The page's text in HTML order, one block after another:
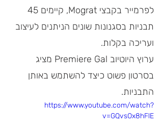
תבניות בסגנונות שונים הניתנים לעיצוב
ועריכה בקלות.
ערוץ היוטיוב Premiere Gal מציג
בסרטון פשוט כיצד להשתמש באותן
התבניות.
https://www.youtube.com/watch?
v=GQvsOx8hFlE